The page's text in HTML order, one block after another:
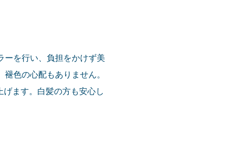
ーを行い、負担をかけず美
色の心配もありません。
ます。白髪の方も安心し